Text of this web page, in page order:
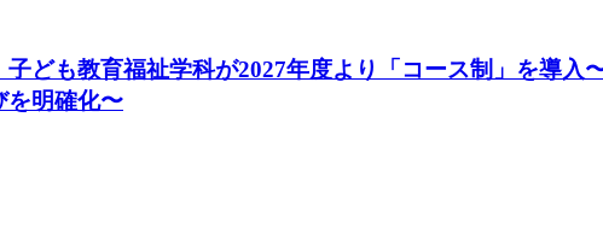
子ども教育福祉学科が2027年度より「コース制」を導
を明確化〜